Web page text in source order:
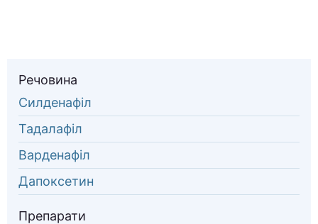
Речовина
Силденафіл
Тадалафіл
Варденафіл
Дапоксетин
Препарати